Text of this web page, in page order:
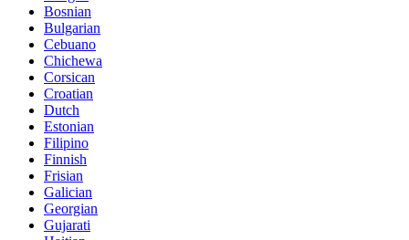
Bosnian
Bulgarian
Cebuano
Chichewa
Corsican
Croatian
Dutch
Estonian
Filipino
Finnish
Frisian
Galician
Georgian
Gujarati